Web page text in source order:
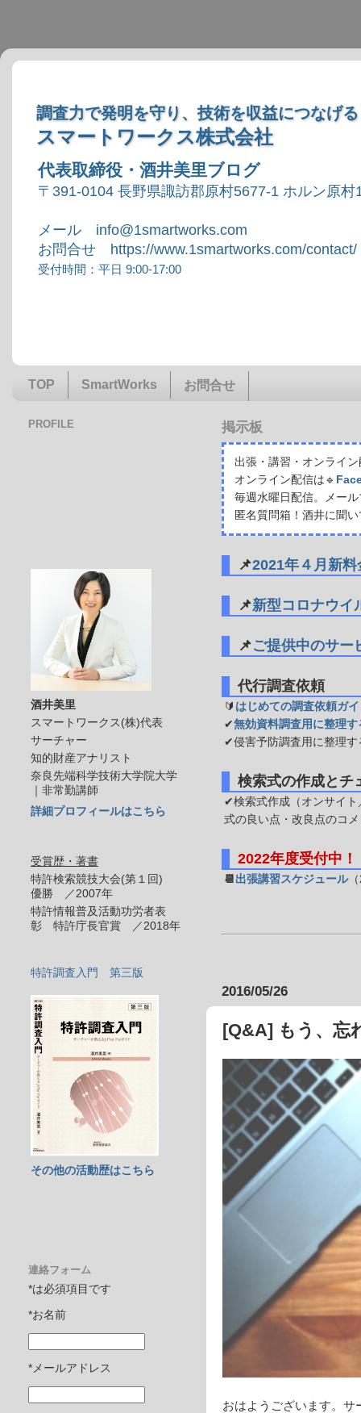
調査力で発明を守り、技術を収益につなげる
スマートワークス株式会社
代表取締役・酒井美里ブログ
〒391-0104 長野県諏訪郡原村5677-1 ホルン原村
メール info@1smartworks.com
お問合せ https://www.1smartworks.com/contact/
受付時間：平日 9:00-17:00
TOP SmartWorks お問合せ
掲示板
出張・講習・オンライ
オンライン配信は🔹
毎週水曜日配信。メー
匿名質問箱！酒井に聞
📌2021年４月新
📌新型コロナウイ
📌ご提供中のサー
代行調査依頼
🔰 はじめての調査依頼ガ
✔無効資料調査用に整理
✔侵害予防調査用に整理す
検索式の作成とチ
✔検索式作成（オンサイト
式の良い点・改良点のコ
2022年度受付中！
📆 出張講習スケジュール
2016/05/26
[Q&A] もう、忘
おはようございます。サ
PROFILE
酒井美里
スマートワークス(株)代表
サーチャー
知的財産アナリスト
奈良先端科学技術大学院大学
｜非常勤講師
詳細プロフィールはこちら
受賞歴・著書
特許検索競技大会(第１回)
優勝 ／2007年
特許情報普及活動功労者表
彰 特許庁長官賞 ／2018年
特許調査入門 第三版
その他の活動歴はこちら
連絡フォーム
*は必須項目です
*お名前
*メールアドレス